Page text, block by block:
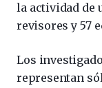
la actividad de
revisores y 57
Los
representan